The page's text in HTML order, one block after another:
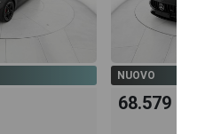
NUOVO
68.579 €